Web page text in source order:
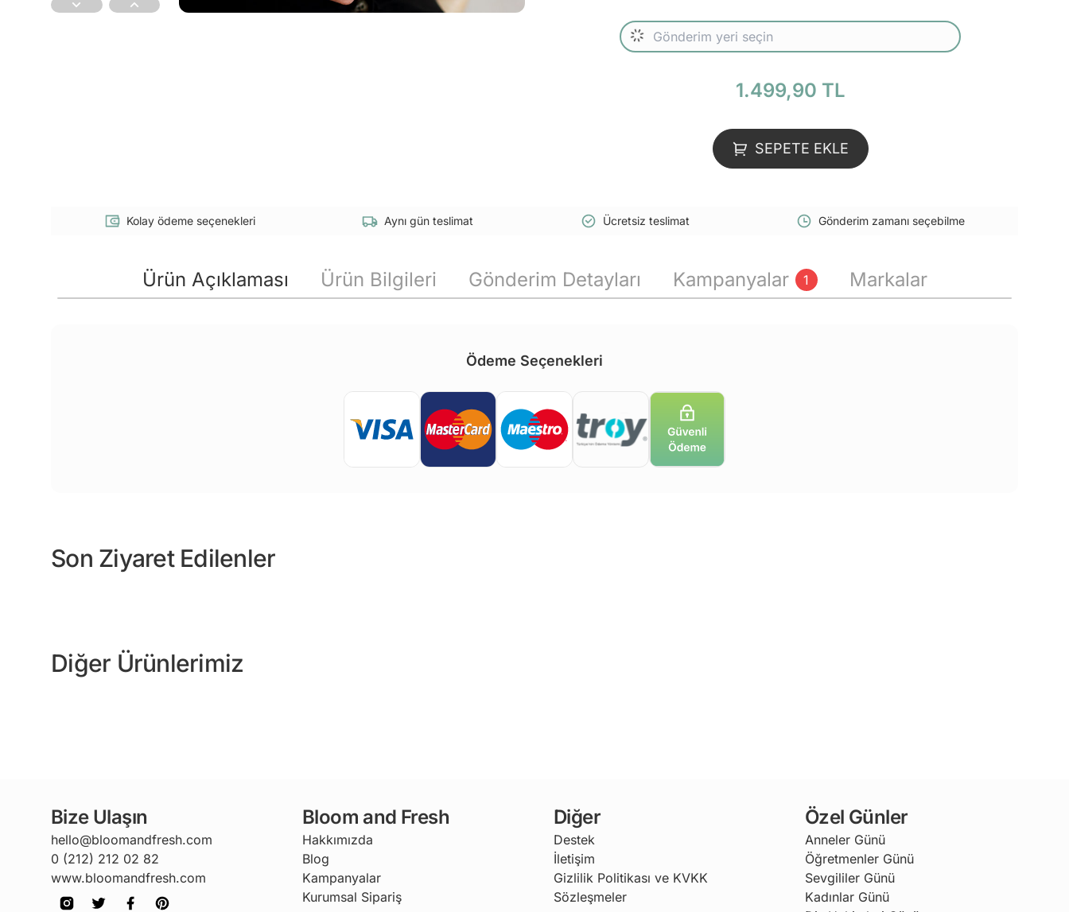
1.499,90 TL
SEPETE EKLE
Kolay ödeme seçenekleri Aynı gün teslimat Ücretsiz teslimat Gönderim zamanı seçebilme
Ürün Açıklaması Ürün Bilgileri Gönderim Detayları Kampanyalar 1 Markalar
Ödeme Seçenekleri
Son Ziyaret Edilenler
Diğer Ürünlerimiz
Bize Ulaşın
hello@bloomandfresh.com
0 (212) 212 02 82
www.bloomandfresh.com
Bloom and Fresh
Hakkımızda
Blog
Kampanyalar
Kurumsal Sipariş
Diğer
Destek
İletişim
Gizlilik Politikası ve KVKK
Sözleşmeler
Özel Günler
Anneler Günü
Öğretmenler Günü
Sevgililer Günü
Kadınlar Günü